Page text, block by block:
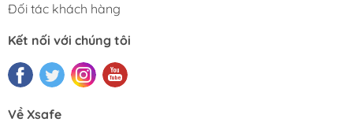
Đối tác khách hàng
Kết nối với chúng tôi
Về Xsafe